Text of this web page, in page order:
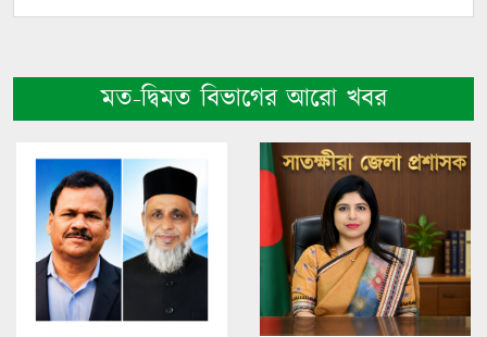
মত-দ্বিমত বিভাগের আরো খবর